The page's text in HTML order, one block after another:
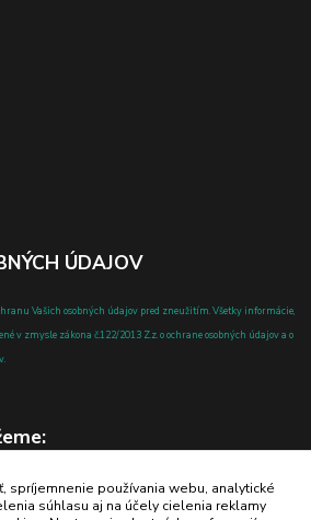
ÚDAJOV
Vašich osobných údajov pred zneužitím. Všetky informácie,
v zmysle zákona č.122/2013 Z.z. o ochrane osobných údajov a o
spríjemnenie používania webu, analytické
súhlasu aj na účely cielenia reklamy